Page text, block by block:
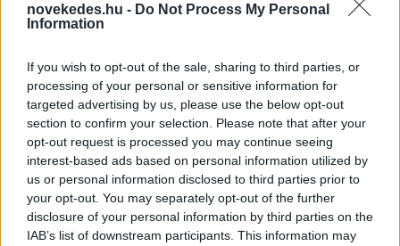
novekedes.hu - Do Not Process My Personal
Information
If you wish to opt-out of the sale, sharing to third parties, or
processing of your personal or sensitive information for
targeted advertising by us, please use the below opt-out
section to confirm your selection. Please note that after your
opt-out request is processed you may continue seeing
interest-based ads based on personal information utilized by
us or personal information disclosed to third parties prior to
your opt-out. You may separately opt-out of the further
disclosure of your personal information by third parties on the
IAB’s list of downstream participants. This information may
Német autóeladások -
tarolnak az elektromos
járművek, előretört a
Smart
2026. JÚL. 3. MTI